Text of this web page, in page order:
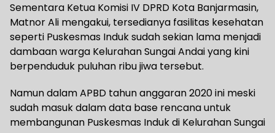
Sementara Ketua Komisi IV DPRD Kota Banjarmasin,
Matnor Ali mengakui, tersedianya fasilitas kesehatan
seperti Puskesmas Induk sudah sekian lama menjadi
dambaan warga Kelurahan Sungai Andai yang kini
berpenduduk puluhan ribu jiwa tersebut.
Namun dalam APBD tahun anggaran 2020 ini meski
sudah masuk dalam data base rencana untuk
membangunan Puskesmas Induk di Kelurahan Sungai